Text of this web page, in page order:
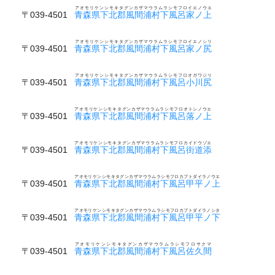
〒039-4501 青森県下北郡風間浦村下風呂家ノ上
アオモリケンシモキタグンカザマウラムラシモフロイエノウエ
〒039-4501 青森県下北郡風間浦村下風呂家ノ尻
アオモリケンシモキタグンカザマウラムラシモフロイエノシリ
〒039-4501 青森県下北郡風間浦村下風呂小川尻
アオモリケンシモキタグンカザマウラムラシモフロオガワジリ
〒039-4501 青森県下北郡風間浦村下風呂落ノ上
アオモリケンシモキタグンカザマウラムラシモフロオトシノウエ
〒039-4501 青森県下北郡風間浦村下風呂街道添
アオモリケンシモキタグンカザマウラムラシモフロカイドウゾエ
〒039-4501 青森県下北郡風間浦村下風呂甲平ノ上
アオモリケンシモキタグンカザマウラムラシモフロカブトダイラノウエ
〒039-4501 青森県下北郡風間浦村下風呂甲平ノ下
アオモリケンシモキタグンカザマウラムラシモフロカブトダイラノシタ
〒039-4501 青森県下北郡風間浦村下風呂佐久間
アオモリケンシモキタグンカザマウラムラシモフロサクマ